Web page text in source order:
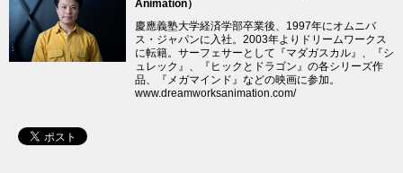
Animation）
慶應義塾大学経済学部卒業後、1997年にオムニバ
ス・ジャパンに入社。2003年よりドリームワークス
に転籍。サーフェサーとして『マダガスカル』、『シ
ュレック』、『ヒックとドラゴン』の各シリーズ作
品、『メガマインド』などの映画に参加。
www.dreamworksanimation.com/